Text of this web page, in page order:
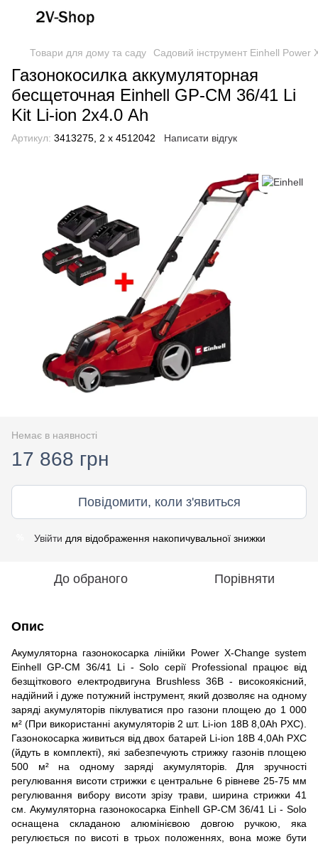
Товари для дому та саду Садовий інструмент Einhell Power
Газонокосилка аккумуляторная
бесщеточная Einhell GP-CM 36/41 Li
Kit Li-ion 2х4.0 Ah
Артикул: 3413275, 2 х 4512042 Написати відгук
Немає в наявності
17 868 грн
Повідомити, коли з'явиться
Увійти для відображення накопичувальної знижки
До обраного Порівняти
Опис
Акумуляторна газонокосарка лінійки Power X-Change system
Einhell GP-CM 36/41 Li - Solo серії Professional працює від
безщіткового електродвигуна Brushless 36В - високоякісний,
надійний і дуже потужний інструмент, який дозволяє на одному
заряді акумуляторів піклуватися про газони площею до 1 000
м² (При використанні акумуляторів 2 шт. Li-ion 18B 8,0Аh PXC).
Газонокосарка живиться від двох батарей Li-ion 18B 4,0Аh PXC
(йдуть в комплекті), які забезпечують стрижку газонів площею
500 м² на одному заряді акумуляторів. Для зручності
регулювання висоти стрижки є центральне 6 рівневе 25-75 мм
регулювання вибору висоти зрізу трави, ширина стрижки 41
см. Акумуляторна газонокосарка Einhell GP-CM 36/41 Li - Solo
оснащена складаною алюмінієвою довгою ручкою, яка
регулюється по висоті в трьох положеннях, вона може бути